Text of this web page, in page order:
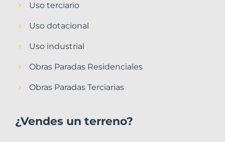
Uso terciario
Uso dotacional
Uso industrial
Obras Paradas Residenciales
Obras Paradas Terciarias
¿Vendes un terreno?